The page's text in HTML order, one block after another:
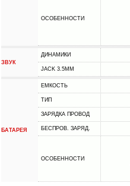
ОСОБЕННОСТИ
ЗВУК
ДИНАМИКИ
JACK 3.5MM
БАТАРЕЯ
ЕМКОСТЬ
ТИП
ЗАРЯДКА ПРОВОД
БЕСПРОВ. ЗАРЯД.
ОСОБЕННОСТИ